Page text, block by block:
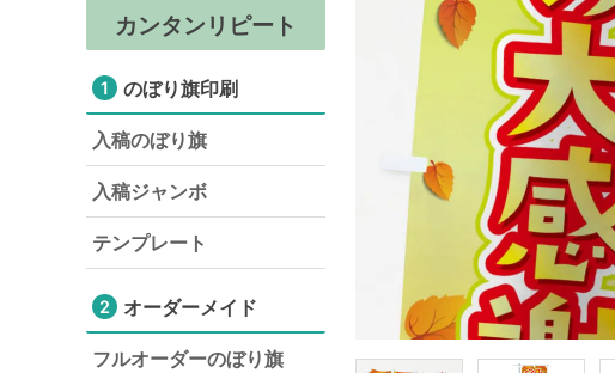
カンタンリピート
1 のぼり旗印刷
入稿のぼり旗
入稿ジャンボ
テンプレート
2 オーダーメイド
フルオーダーのぼり旗